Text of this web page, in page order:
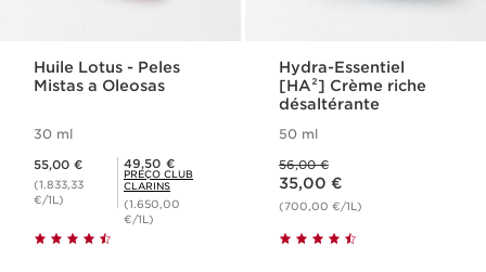
Huile Lotus - Peles
Mistas a Oleosas
30 ml
55,00 €
(1.833,33
€/1L)
Preço Club Clarins 49,50 €
49,50 €
PREÇO CLUB
CLARINS
(1.650,00
€/1L)
Hydra-Essentiel
[HA²] Crème riche
désaltérante
50 ml
56,00 €
Preço atual 35,00 €
35,00 €
(700,00 €/1L)